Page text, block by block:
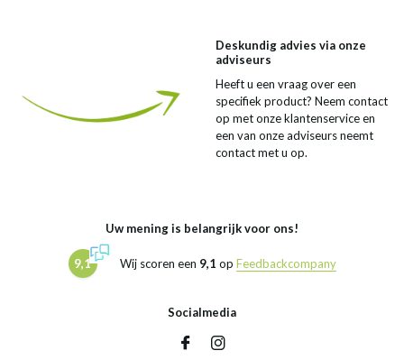
Deskundig advies via onze
adviseurs
Heeft u een vraag over een
specifiek product? Neem contact
op met onze klantenservice en
een van onze adviseurs neemt
contact met u op.
Uw mening is belangrijk voor ons!
9,1 Wij scoren een 9,1 op Feedbackcompany
Socialmedia